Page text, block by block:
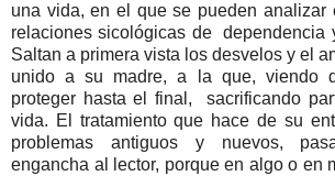
una vida, en el que se pueden analizar
relaciones sicológicas de dependencia
Saltan a primera vista los desvelos y el
unido a su madre, a la que, viendo
proteger hasta el final, sacrificando
vida. El tratamiento que hace de su
problemas antiguos y nuevos,
engancha al lector, porque en algo o en